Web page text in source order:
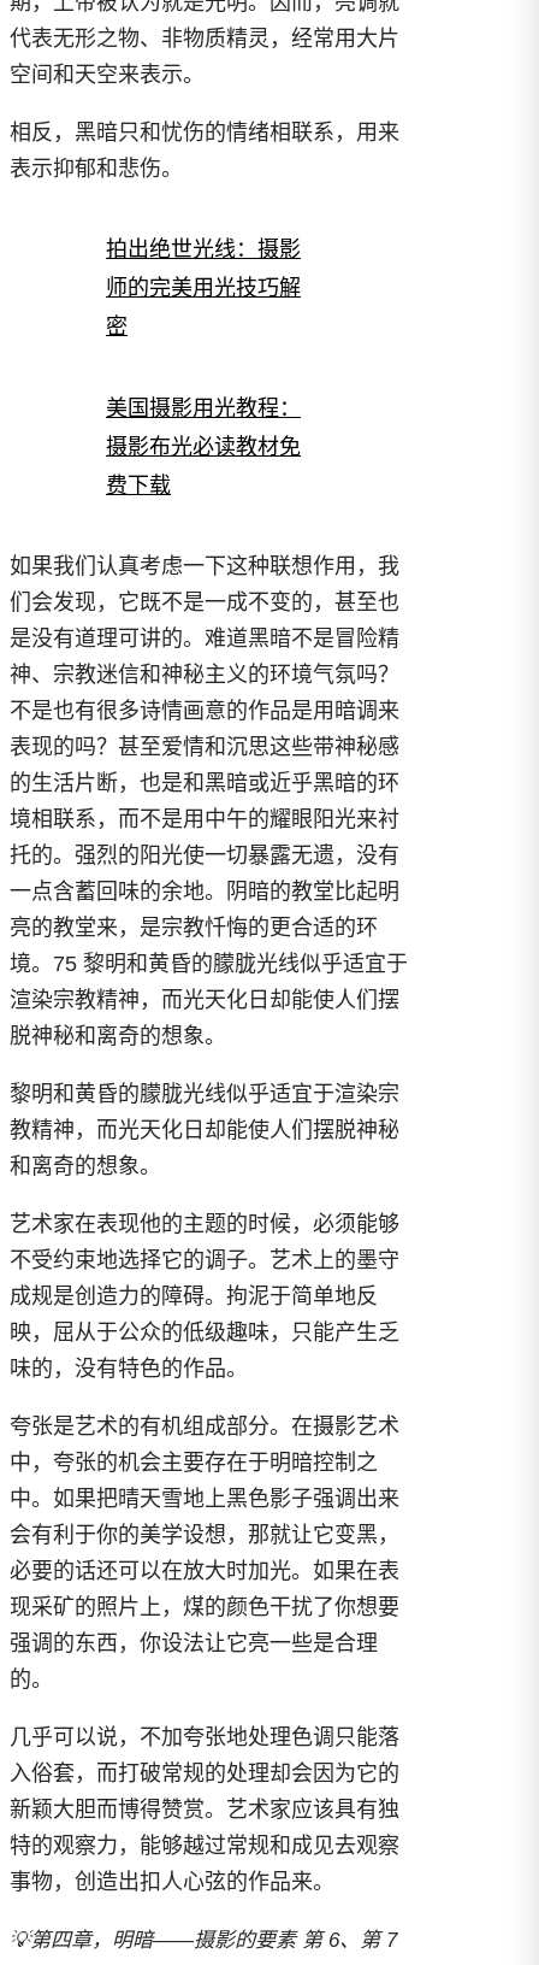
代表无形之物、非物质精灵，经常用大片
空间和天空来表示。
相反，黑暗只和忧伤的情绪相联系，用来
表示抑郁和悲伤。
拍出绝世光线：摄影
师的完美用光技巧解
密
美国摄影用光教程：
摄影布光必读教材免
费下载
如果我们认真考虑一下这种联想作用，我
们会发现，它既不是一成不变的，甚至也
是没有道理可讲的。难道黑暗不是冒险精
神、宗教迷信和神秘主义的环境气氛吗？
不是也有很多诗情画意的作品是用暗调来
表现的吗？甚至爱情和沉思这些带神秘感
的生活片断，也是和黑暗或近乎黑暗的环
境相联系，而不是用中午的耀眼阳光来衬
托的。强烈的阳光使一切暴露无遗，没有
一点含蓄回味的余地。阴暗的教堂比起明
亮的教堂来，是宗教忏悔的更合适的环
境。75 黎明和黄昏的朦胧光线似乎适宜于
渲染宗教精神，而光天化日却能使人们摆
脱神秘和离奇的想象。
黎明和黄昏的朦胧光线似乎适宜于渲染宗
教精神，而光天化日却能使人们摆脱神秘
和离奇的想象。
艺术家在表现他的主题的时候，必须能够
不受约束地选择它的调子。艺术上的墨守
成规是创造力的障碍。拘泥于简单地反
映，屈从于公众的低级趣味，只能产生乏
味的，没有特色的作品。
夸张是艺术的有机组成部分。在摄影艺术
中，夸张的机会主要存在于明暗控制之
中。如果把晴天雪地上黑色影子强调出来
会有利于你的美学设想，那就让它变黑，
必要的话还可以在放大时加光。如果在表
现采矿的照片上，煤的颜色干扰了你想要
强调的东西，你设法让它亮一些是合理
的。
几乎可以说，不加夸张地处理色调只能落
入俗套，而打破常规的处理却会因为它的
新颖大胆而博得赞赏。艺术家应该具有独
特的观察力，能够越过常规和成见去观察
事物，创造出扣人心弦的作品来。
💡第四章，明暗——摄影的要素 第 6、第 7